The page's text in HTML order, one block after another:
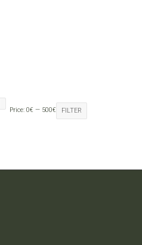
FILTER
Price:0€ — 500€